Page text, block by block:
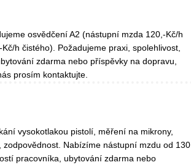
osvědčení A2 (nástupní mzda 120,-Kč/h
h čistého). Požadujeme praxi, spolehlivost,
zdarma nebo příspěvky na dopravu,
prosím kontaktujte.
vysokotlakou pistolí, měření na mikrony,
Nabízíme nástupní mzdu od 130
pracovníka, ubytování zdarma nebo